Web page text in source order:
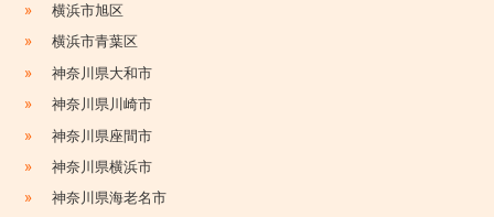
» 横浜市旭区
» 横浜市青葉区
» 神奈川県大和市
» 神奈川県川崎市
» 神奈川県座間市
» 神奈川県横浜市
» 神奈川県海老名市